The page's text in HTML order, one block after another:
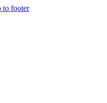
to footer